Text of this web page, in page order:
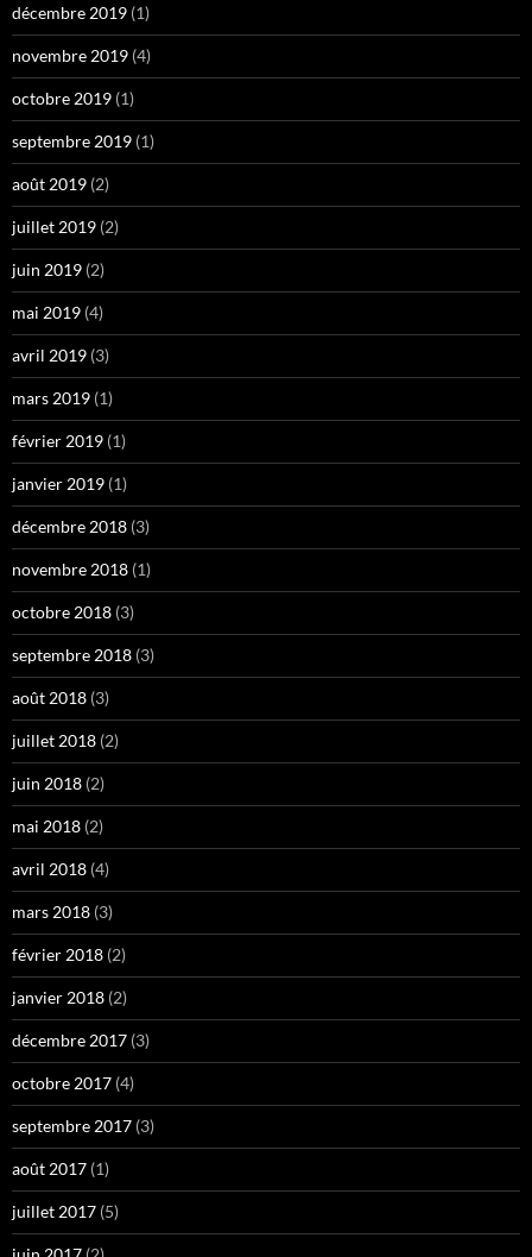
décembre 2019 (1)
novembre 2019 (4)
octobre 2019 (1)
septembre 2019 (1)
août 2019 (2)
juillet 2019 (2)
juin 2019 (2)
mai 2019 (4)
avril 2019 (3)
mars 2019 (1)
février 2019 (1)
janvier 2019 (1)
décembre 2018 (3)
novembre 2018 (1)
octobre 2018 (3)
septembre 2018 (3)
août 2018 (3)
juillet 2018 (2)
juin 2018 (2)
mai 2018 (2)
avril 2018 (4)
mars 2018 (3)
février 2018 (2)
janvier 2018 (2)
décembre 2017 (3)
octobre 2017 (4)
septembre 2017 (3)
août 2017 (1)
juillet 2017 (5)